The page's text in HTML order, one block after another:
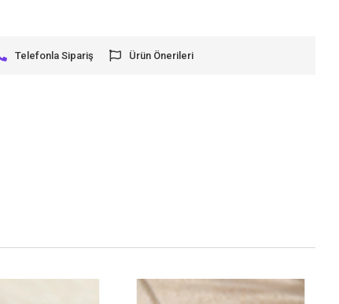
Telefonla Sipariş Ürün Önerileri